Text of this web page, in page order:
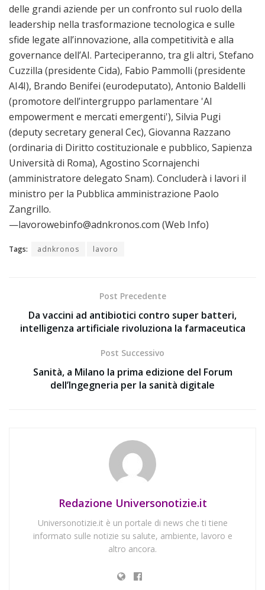
delle grandi aziende per un confronto sul ruolo della
leadership nella trasformazione tecnologica e sulle
sfide legate all’innovazione, alla competitività e alla
governance dell’AI. Parteciperanno, tra gli altri, Stefano
Cuzzilla (presidente Cida), Fabio Pammolli (presidente
AI4I), Brando Benifei (eurodeputato), Antonio Baldelli
(promotore dell’intergruppo parlamentare 'AI
empowerment e mercati emergenti'), Silvia Pugi
(deputy secretary general Cec), Giovanna Razzano
(ordinaria di Diritto costituzionale e pubblico, Sapienza
Università di Roma), Agostino Scornajenchi
(amministratore delegato Snam). Concluderà i lavori il
ministro per la Pubblica amministrazione Paolo
Zangrillo.
—lavorowebinfo@adnkronos.com (Web Info)
Tags: adnkronos lavoro
Post Precedente
Da vaccini ad antibiotici contro super batteri,
intelligenza artificiale rivoluziona la farmaceutica
Post Successivo
Sanità, a Milano la prima edizione del Forum
dell’Ingegneria per la sanità digitale
Redazione Universonotizie.it
Universonotizie.it è un portale di news che ti tiene
informato sulle notizie su salute, ambiente, lavoro e
altro ancora.